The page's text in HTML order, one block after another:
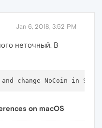
Jan 6, 2018, 3:52 PM
неточный. В
on macOS